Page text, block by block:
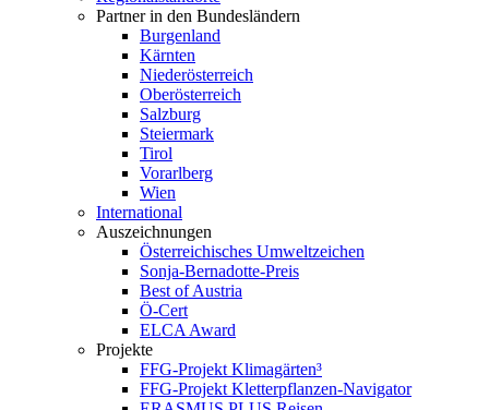
Partner in den Bundesländern
Burgenland
Kärnten
Niederösterreich
Oberösterreich
Salzburg
Steiermark
Tirol
Vorarlberg
Wien
International
Auszeichnungen
Österreichisches Umweltzeichen
Sonja-Bernadotte-Preis
Best of Austria
Ö-Cert
ELCA Award
Projekte
FFG-Projekt Klimagärten³
FFG-Projekt Kletterpflanzen-Navigator